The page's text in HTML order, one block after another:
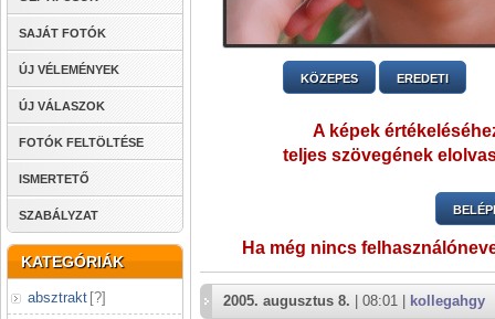
SAJÁT FOTÓK
ÚJ VÉLEMÉNYEK
ÚJ VÁLASZOK
FOTÓK FELTÖLTÉSE
ISMERTETŐ
SZABÁLYZAT
KATEGÓRIÁK
absztrakt [?]
KÖZEPES EREDETI
A képek
teljes szövegének
Ha még nincs
2005. augusztus 8. | 08:01 | kollegahgy